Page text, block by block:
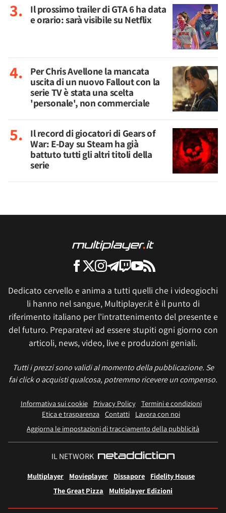
Il prossimo trailer di GTA 6 ha data
e orario: sarà visibile su Netflix
Per Chris Avellone la mancata
uscita di un nuovo Fallout con la
serie TV è stata una scelta
'personale', non commerciale
Il record di giocatori di Gears of
War: E-Day su Steam ha già
battuto tutti gli altri titoli della
serie
Dedicato cervello e anima a tutti quelli che i videogiochi
li hanno nel sangue, Multiplayer.it è il punto di
riferimento italiano per l'intrattenimento del presente e
del futuro. Preparatevi ad essere stupiti ogni giorno con
articoli, news, video, live e produzioni geniali.
Tutti i prezzi sono validi al momento della pubblicazione. Se
fai click o acquisti qualcosa, potremmo ricevere un compenso.
Informativa sui cookie Privacy Policy
Termini e condizioni
Etica e trasparenza Contatti
Lavora con noi
Aggiorna le impostazioni di tracciamento della pubblicità
IL NETWORK
Multiplayer Movieplayer Dissapore
Fidelity House
The Great Pizza
Multiplayer Edizioni